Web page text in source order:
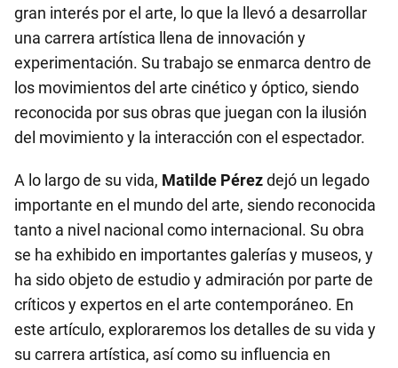
gran interés por el arte, lo que la llevó a desarrollar
una carrera artística llena de innovación y
experimentación. Su trabajo se enmarca dentro de
los movimientos del arte cinético y óptico, siendo
reconocida por sus obras que juegan con la ilusión
del movimiento y la interacción con el espectador.
A lo largo de su vida, Matilde Pérezdejó un legado
importante en el mundo del arte, siendo reconocida
tanto a nivel nacional como internacional. Su obra
se ha exhibido en importantes galerías y museos, y
ha sido objeto de estudio y admiración por parte de
críticos y expertos en el arte contemporáneo. En
este artículo, exploraremos los detalles de su vida y
su carrera artística, así como su influencia en